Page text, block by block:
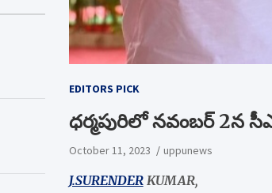
EDITORS PICK
ధర్మపురిలో నవంబర్ 2న
October 11, 2023 uppunews
J.SURENDERKUMAR,